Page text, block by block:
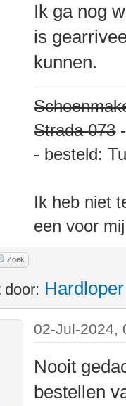
Ik ga nog
is
kunnen.
Strada 073-
- besteld:
Ik heb niet
een voor
Zoek
door: Hardloper
02-Jul-2024,
Nooit
bestellen